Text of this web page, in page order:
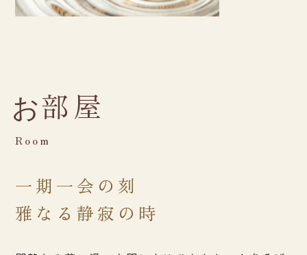
お部屋
Room
一期一会の刻
雅なる静寂の時